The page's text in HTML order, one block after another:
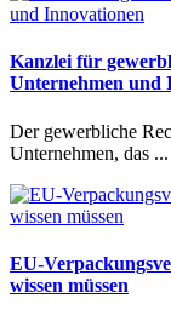
Kanzlei für
Unternehmen und
Der gewerbliche
Unternehmen, das ...
EU-
wissen müssen